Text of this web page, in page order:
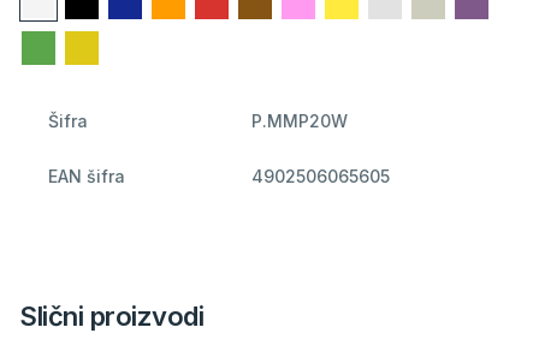
Šifra P.MMP20W
EAN šifra 4902506065605
Slični proizvodi